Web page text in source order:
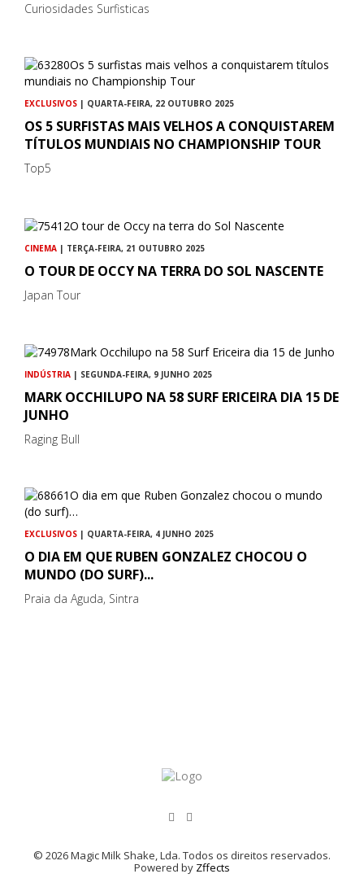
Curiosidades Surfisticas
EXCLUSIVOS | QUARTA-FEIRA, 22 OUTUBRO 2025
OS 5 SURFISTAS MAIS VELHOS A CONQUISTAREM
TÍTULOS MUNDIAIS NO CHAMPIONSHIP TOUR
Top5
CINEMA | TERÇA-FEIRA, 21 OUTUBRO 2025
O TOUR DE OCCY NA TERRA DO SOL NASCENTE
Japan Tour
INDÚSTRIA | SEGUNDA-FEIRA, 9 JUNHO 2025
MARK OCCHILUPO NA 58 SURF ERICEIRA DIA 15 DE
JUNHO
Raging Bull
EXCLUSIVOS | QUARTA-FEIRA, 4 JUNHO 2025
O DIA EM QUE RUBEN GONZALEZ CHOCOU O
MUNDO (DO SURF)...
Praia da Aguda, Sintra
© 2026 Magic Milk Shake, Lda. Todos os direitos reservados.
Powered by Zffects